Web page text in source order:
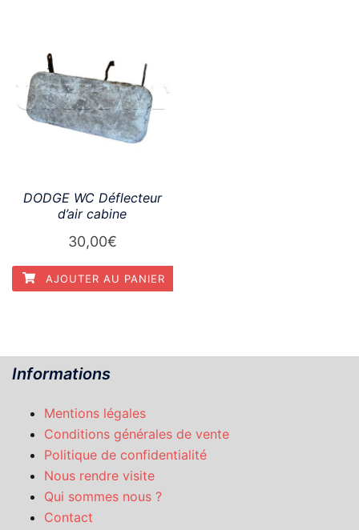
DODGE WC Déflecteur
d’air cabine
30,00€
AJOUTER AU PANIER
Informations
Mentions légales
Conditions générales de vente
Politique de confidentialité
Nous rendre visite
Qui sommes nous ?
Contact